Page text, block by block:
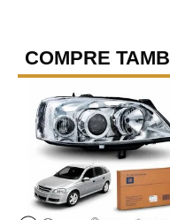
COMPRE